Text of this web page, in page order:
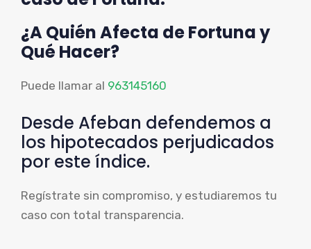
¿A Quién Afecta de Fortuna y
Qué Hacer?
Puede llamar al 963145160
Desde Afeban defendemos a
los hipotecados perjudicados
por este índice.
Regístrate sin compromiso, y estudiaremos tu
caso con total transparencia.